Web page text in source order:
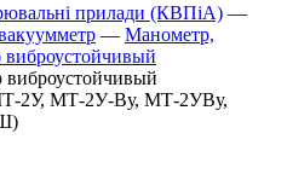
прилади (КВПіА) —
— Манометр,
2У, МТ-2У-Ву, МТ-2УВу,